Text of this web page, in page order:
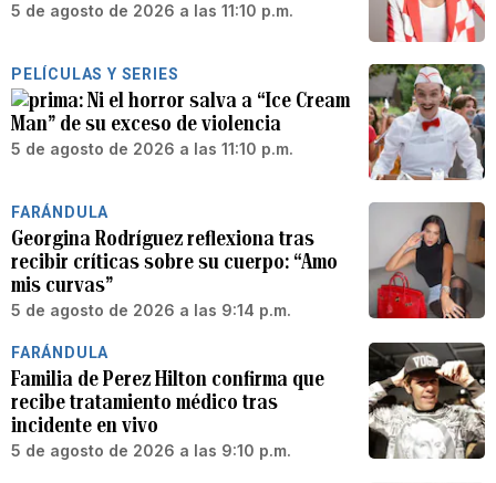
5 de agosto de 2026 a las 11:10 p.m.
PELÍCULAS Y SERIES
Ni el horror salva a “Ice Cream
Man” de su exceso de violencia
5 de agosto de 2026 a las 11:10 p.m.
FARÁNDULA
Georgina Rodríguez reflexiona tras
recibir críticas sobre su cuerpo: “Amo
mis curvas”
5 de agosto de 2026 a las 9:14 p.m.
FARÁNDULA
Familia de Perez Hilton confirma que
recibe tratamiento médico tras
incidente en vivo
5 de agosto de 2026 a las 9:10 p.m.